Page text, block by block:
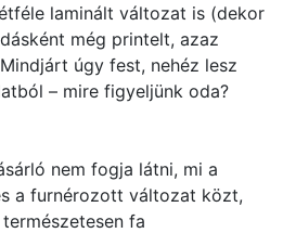
laminált változat is (dekor
még printelt, azaz
úgy fest, nehéz lesz
– mire figyeljünk oda?
nem fogja látni, mi a
a furnérozott változat közt,
fa